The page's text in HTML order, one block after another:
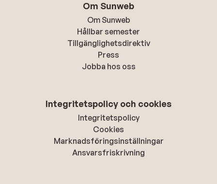
Om Sunweb
Om Sunweb
Hållbar semester
Tillgänglighetsdirektiv
Press
Jobba hos oss
Integritetspolicy och cookies
Integritetspolicy
Cookies
Marknadsföringsinställningar
Ansvarsfriskrivning